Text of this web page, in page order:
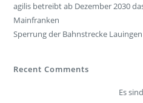
agilis betreibt ab Dezember 2030
Mainfranken
Sperrung der Bahnstrecke
Recent Comments
Es